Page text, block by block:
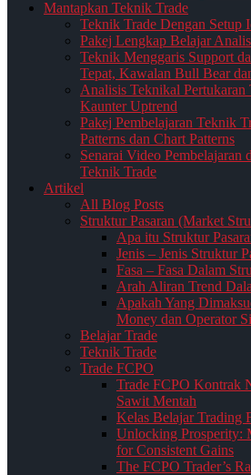
Mantapkan Teknik Trade
Teknik Trade Dengan Setup
Pakej Lengkap Belajar
Teknik Menggaris Support
Tepat, Kawalan Bull Bear
Analisis Teknikal Pertukaran
Kaunter Uptrend
Pakej Pembelajaran Teknik
Patterns dan Chart Patterns
Senarai Video Pembelajaran
Teknik Trade
Artikel
All Blog Posts
Struktur Pasaran (Market
Apa itu Struktur
Jenis – Jenis Struktur
Fasa – Fasa Dalam
Arah Aliran Trend
Apakah Yang
Money dan Operator
Belajar Trade
Teknik Trade
Trade FCPO
Trade FCPO Kontrak
Sawit Mentah
Kelas Belajar Trading
Unlocking Prosperity:
for Consistent Gains
The FCPO Trader’s